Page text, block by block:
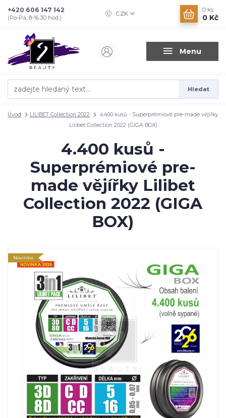
Menu
CZK
Hledat
+420 606 147 142
(Po-Pá, 8-16.30 hod.)
0 ks
0 Kč
Úvod LILIBET Collection 2022
4.400 kusů - Superprémiové pre-made vějířky
Lilibet Collection 2022 (GIGA BOX)
4.400 kusů -
Superprémiové pre-
made vějířky Lilibet
Collection 2022 (GIGA
BOX)
Novinka